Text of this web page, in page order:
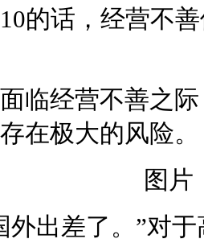
的话，经营不
临经营不善之
在极大的风险。
外出差了。”对